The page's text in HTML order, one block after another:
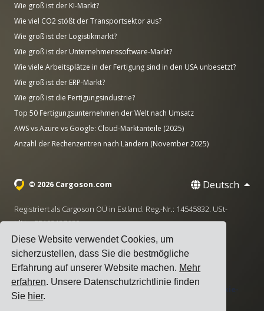
Diese Website verwendet Cookies, um
sicherzustellen, dass Sie die bestmögliche
Erfahrung auf unserer Website machen. Mehr
erfahren. Unsere Datenschutzrichtlinie finden
Sie hier.
Wie groß ist der KI-Markt?
Wie viel CO2 stößt der Transportsektor aus?
Wie groß ist der Logistikmarkt?
Wie groß ist der Unternehmenssoftware-Markt?
Wie viele Arbeitsplätze in der Fertigung sind in den USA unbesetzt?
Wie groß ist der ERP-Markt?
Wie groß ist die Fertigungsindustrie?
Top 50 Fertigungsunternehmen der Welt nach Umsatz
AWS vs Azure vs Google: Cloud-Marktanteile (2025)
Anzahl der Rechenzentren nach Ländern (November 2025)
© 2026 Cargoson.com Deutsch
Registriert als Cargoson OÜ in Estland. Reg.-Nr.: 14545832. USt-
IdNr.: EE102137680.
Hauptsitz: Pärnu mnt. 141, 11314 Tallinn, Estland
·hello@cargoson.com
Nutzungsbedingungen
Cookie-
Richtlinie